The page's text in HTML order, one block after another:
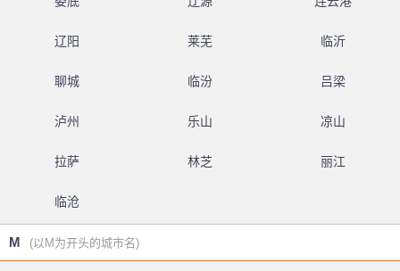
辽阳 莱芜 临沂
聊城 临汾 吕梁
泸州 乐山 凉山
拉萨 林芝 丽江
临沧
M (以M为开头的城市名)